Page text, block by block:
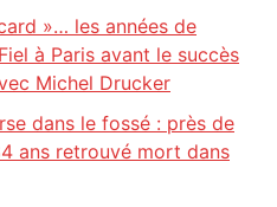
»… les années de
à Paris avant le succès
Michel Drucker
dans le fossé : près de
ans retrouvé mort dans